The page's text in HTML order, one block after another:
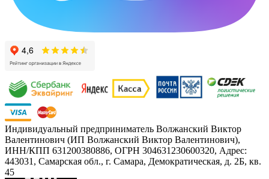
Индивидуальный предприниматель Волжанский Виктор
Валентинович (ИП Волжанский Виктор Валентинович),
ИНН/КПП 631200380886, ОГРН 304631230600320, Адрес:
443031, Самарская обл., г. Самара, Демократическая, д. 2Б, кв.
45